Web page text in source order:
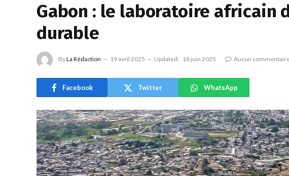
Gabon : le laboratoire africain
durable
ByLa Rédaction 19 avril 2025 Updated: 18 juin 2025 Aucun
Facebook Twitter WhatsApp